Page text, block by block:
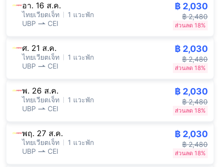
อา. 16 ส.ค.
ไทยเวียตเจ็ท
1 แวะพัก
UBP
CEI
฿ 2,030
฿ 2,480
ส่วนลด 18%
ศ. 21 ส.ค.
ไทยเวียตเจ็ท
1 แวะพัก
UBP
CEI
฿ 2,030
฿ 2,480
ส่วนลด 18%
พ. 26 ส.ค.
ไทยเวียตเจ็ท
1 แวะพัก
UBP
CEI
฿ 2,030
฿ 2,480
ส่วนลด 18%
พฤ. 27 ส.ค.
ไทยเวียตเจ็ท
1 แวะพัก
UBP
CEI
฿ 2,030
฿ 2,480
ส่วนลด 18%